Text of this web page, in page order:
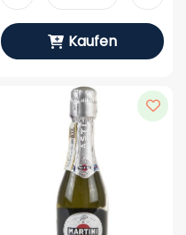
Kaufen